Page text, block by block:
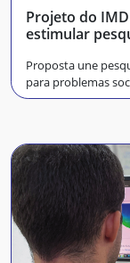
Projeto do
estimular
Proposta une
para problemas